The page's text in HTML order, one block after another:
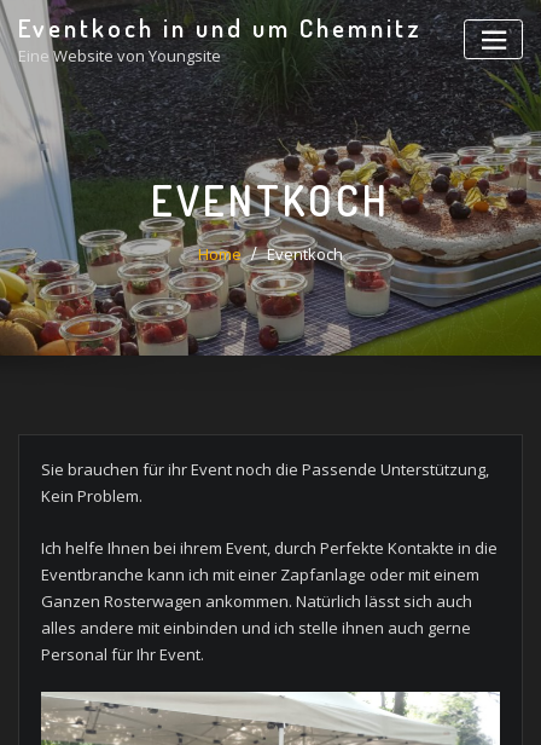
Skip
to
content
Eventkoch in und um Chemnitz
Eine Website von Youngsite
EVENTKOCH
Home Eventkoch
Sie brauchen für ihr Event noch die Passende Unterstützung,
Kein Problem.
Ich helfe Ihnen bei ihrem Event, durch Perfekte Kontakte in die
Eventbranche kann ich mit einer Zapfanlage oder mit einem
Ganzen Rosterwagen ankommen. Natürlich lässt sich auch
alles andere mit einbinden und ich stelle ihnen auch gerne
Personal für Ihr Event.